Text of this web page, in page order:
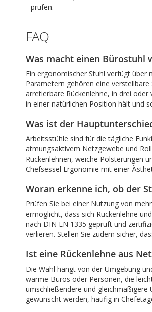
prüfen.
FAQ
Was macht einen Bürostuhl
Ein ergonomischer Stuhl verfügt über
Parametern gehören eine
arretierbare Rückenlehne, in drei
in einer natürlichen Position hält und
Was ist der
Arbeitsstühle sind für die tägliche
atmungsaktivem Netzgewebe und
Rückenlehnen, weiche Polsterungen
Chefsessel Ergonomie mit einer
Woran erkenne ich, ob der
Prüfen Sie bei einer Nutzung von
ermöglicht, dass sich Rückenlehne
nach DIN EN 1335 geprüft und
verlieren. Stellen Sie zudem sicher,
Ist eine Rückenlehne aus
Die Wahl hängt von der Umgebung
warme Büros oder Personen, die
umschließendere und
gewünscht werden, häufig in